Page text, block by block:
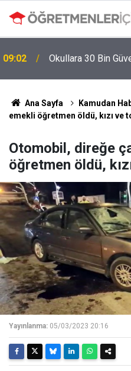
09:02 Okullara 30 Bin
Ana Sayfa Kamudan
emekli öğretmen öldü, kızı ve
Otomobil, direğe
öğretmen öldü,
Yayınlanma: 05/03/2023 20:16